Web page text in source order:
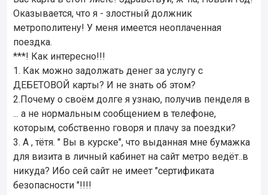
Оказывается, что я - злостный должник
метрополитену! У меня имеется неоплаченная
поездка.
***! Как интересно!!!
1. Как можно задолжать денег за услугу с
ДЕБЕТОВОЙ карты? И не знать об этом?
2.Почему о своём долге я узнаю, получив пенделя в
... а не нормальным сообщением в телефоне,
которым, собственно говоря и плачу за поездки?
3. А , тётя. " Вы в курске", что выданная мне бумажка
для визита в личный кабинет на сайт метро ведёт..в
никуда? Ибо сей сайт не имеет "сертификата
безопасности "!!!!